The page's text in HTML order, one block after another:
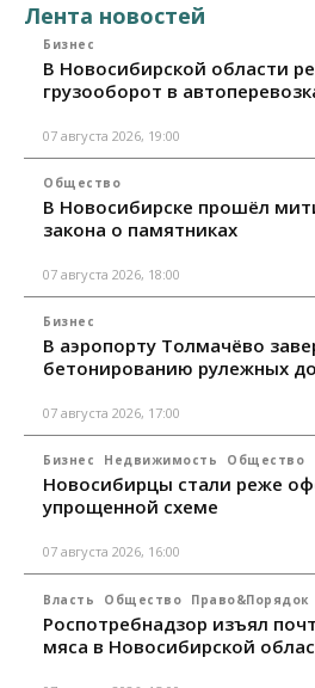
Лента новостей
Бизнес
В Новосибирской области
грузооборот в
07 августа 2026, 19:00
Общество
В Новосибирске прошёл
закона о памятниках
07 августа 2026, 18:00
Бизнес
В аэропорту Толмачёво
бетонированию рулежных
07 августа 2026, 17:00
Бизнес Недвижимость Общество
Новосибирцы стали реже
упрощенной схеме
07 августа 2026, 16:00
Власть Общество Право&Порядок
Роспотребнадзор изъял
мяса в Новосибирской